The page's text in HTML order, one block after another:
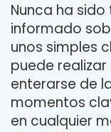
Nunca ha
informado
unos simples
puede
enterarse de
momentos
en cualquier